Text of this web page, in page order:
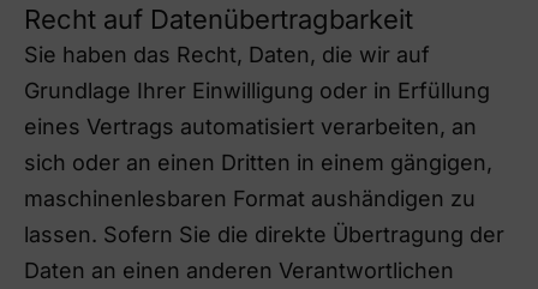
Recht auf Datenübertragbarkeit
Sie haben das Recht, Daten, die wir auf
Grundlage Ihrer Einwilligung oder in Erfüllung
eines Vertrags automatisiert verarbeiten, an
sich oder an einen Dritten in einem gängigen,
maschinenlesbaren Format aushändigen zu
lassen. Sofern Sie die direkte Übertragung der
Daten an einen anderen Verantwortlichen